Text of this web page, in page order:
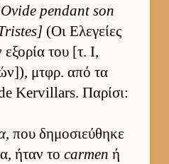
pendant son
(Οι Ελεγείες
του [τ. Ι,
μτ­φρ. από τα
Kervillars. Παρίσι:
, που δημοσιεύ­θηκε
ήταν το carmen ή